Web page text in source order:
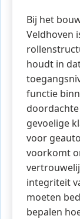
Bij het
Veldhoven
houdt in
functie
gevoelige
voor
voorkomt
integriteit
moeten
bepalen